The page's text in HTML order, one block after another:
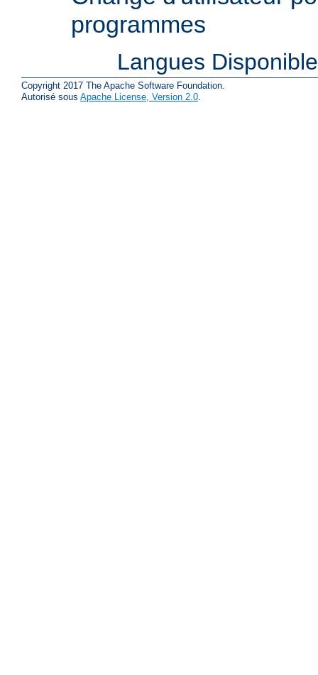
programmes
Langues
Copyright 2017 The Apache Software Foundation.
Autorisé sous Apache License, Version 2.0.